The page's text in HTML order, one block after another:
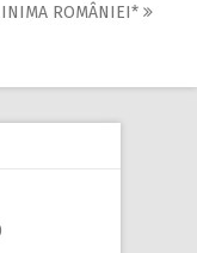
INIMA ROMÂNIEI*